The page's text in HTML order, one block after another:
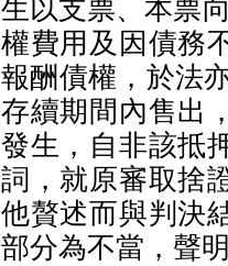
生以支票、本票
權費用及因債務
報酬債權，於法
存續期間內售出
發生，自非該抵
詞，就原審取捨
他贅述而與判決
部分為不當，聲